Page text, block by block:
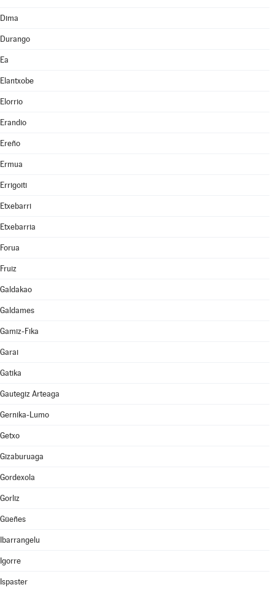
Dima
Durango
Ea
Elantxobe
Elorrio
Erandio
Ereño
Ermua
Errigoiti
Etxebarri
Etxebarria
Forua
Fruiz
Galdakao
Galdames
Gamiz-Fika
Garai
Gatika
Gautegiz Arteaga
Gernika-Lumo
Getxo
Gizaburuaga
Gordexola
Gorliz
Güeñes
Ibarrangelu
Igorre
Ispaster